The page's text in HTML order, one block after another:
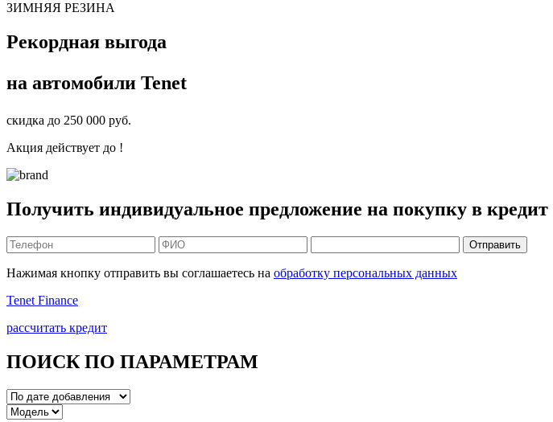
ЗИМНЯЯ РЕЗИНА
Рекордная выгода
на автомобили Tenet
скидка до 250 000 руб.
Акция действует до !
Получить индивидуальное предложение на покупку в кредит
Отправить
Нажимая кнопку отправить вы соглашаетесь на обработку персональных данных
Tenet Finance
рассчитать кредит
ПОИСК ПО ПАРАМЕТРАМ